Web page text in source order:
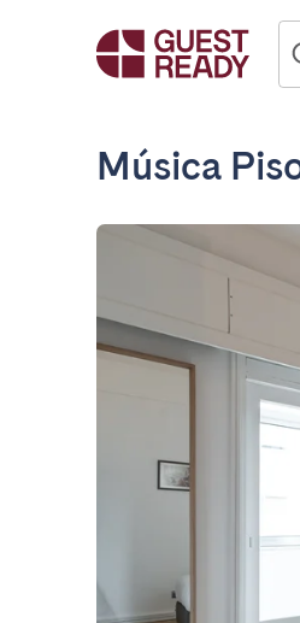
Música